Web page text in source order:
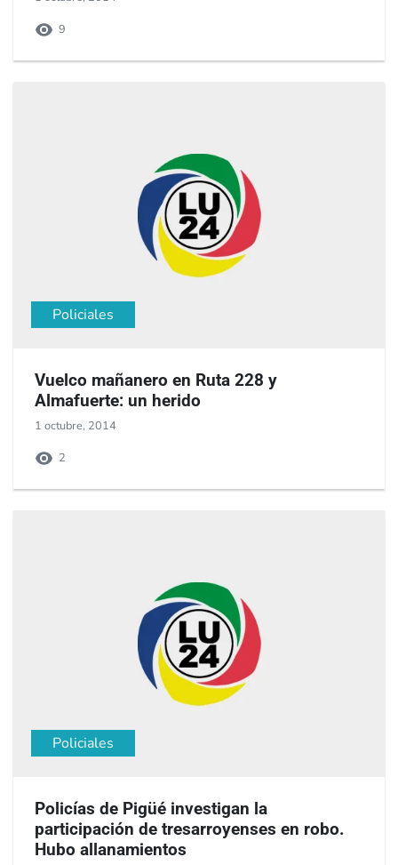
9
Policiales
Vuelco mañanero en Ruta 228 y
Almafuerte: un herido
1 octubre, 2014
2
Policiales
Policías de Pigüé investigan la
participación de tresarroyenses en robo.
Hubo allanamientos